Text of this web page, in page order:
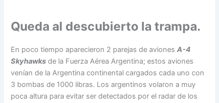
Queda al descubierto la trampa.
En poco tiempo aparecieron 2 parejas de avionesA-4
Skyhawks de la Fuerza Aérea Argentina; estos aviones
venían de la Argentina continental cargados cada uno con
3 bombas de 1000 libras. Los argentinos volaron a muy
poca altura para evitar ser detectados por el radar de los